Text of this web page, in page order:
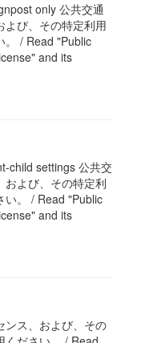
only 公共交通
よび、その特定利用
。 / Read "Public
and its
child settings 公共交
および、その特定利
い。 / Read "Public
and its
ンス、および、その